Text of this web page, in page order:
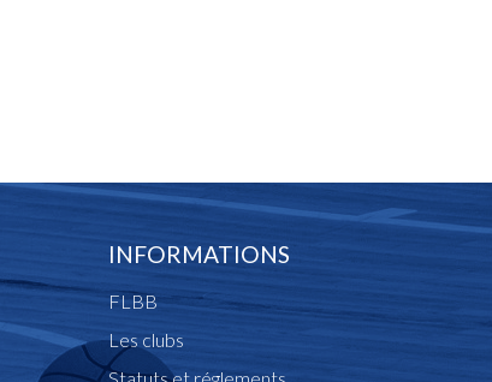
INFORMATIONS
FLBB
Les clubs